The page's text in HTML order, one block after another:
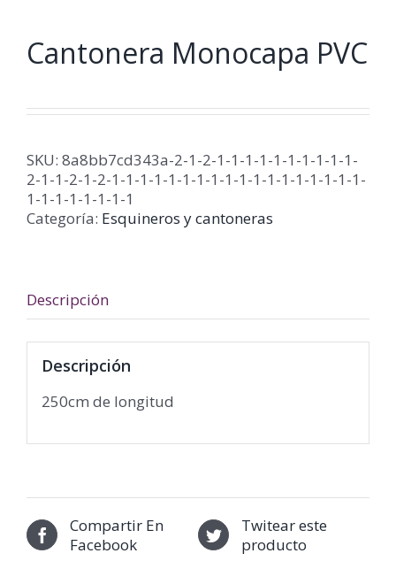
Cantonera Monocapa PVC
SKU: 8a8bb7cd343a-2-1-2-1-1-1-1-1-1-1-1-1-1-
2-1-1-2-1-2-1-1-1-1-1-1-1-1-1-1-1-1-1-1-1-1-1-1-
1-1-1-1-1-1-1-1
Categoría: Esquineros y cantoneras
Descripción
Descripción
250cm de longitud
Compartir En
Facebook
Twitear este
producto